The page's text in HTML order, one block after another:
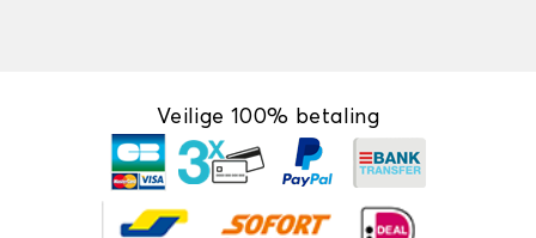
Veilige 100% betaling